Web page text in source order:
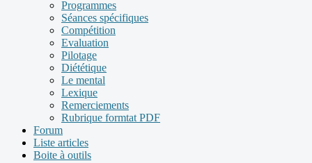
Programmes
Séances spécifiques
Compétition
Evaluation
Pilotage
Diététique
Le mental
Lexique
Remerciements
Rubrique formtat PDF
Forum
Liste articles
Boite à outils